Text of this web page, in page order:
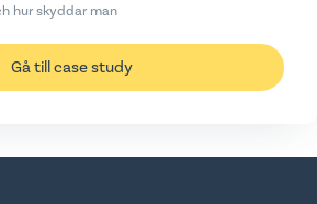
hur skyddar man
Gå till case study